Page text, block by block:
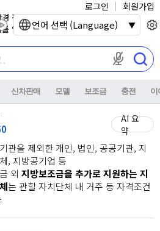
경 전기자동차
열어갑니다.
마이크 권한이
로그인 회원가입
신차판매 모델 보조금 충전 이
AI 요
약
관을 제외한 개인, 법인, 공공기관, 지
, 지방공기업 등
외 지방보조금을 추가로 지원하는 지
는 관할 자치단체 내 거주 등 자격조건
언어 선택 (Language)